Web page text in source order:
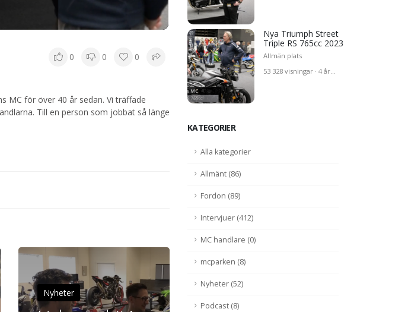
Nya Triumph Street
Triple RS 765cc 2023
Allmän plats
53 328 visningar · 4 år
KATEGORIER
Alla kategorier
Allmänt (86)
Fordon (89)
Intervjuer (412)
MC handlare (0)
mcparken (8)
Nyheter (52)
Podcast (8)
0 0 0
MC för över 40 år sedan. Vi träffade
Till en person som jobbat så länge
Nyheter